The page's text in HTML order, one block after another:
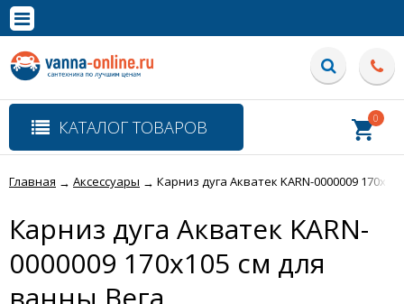
Полная версия сайта
КАТАЛОГ ТОВАРОВ 0
Главная → Аксессуары → Карниз дуга Акватек KARN-0000009
Карниз дуга Акватек KARN-
0000009 170x105 см для